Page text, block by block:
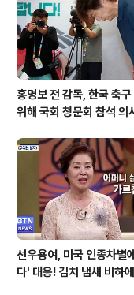
홍명보 전 감독, 한국 축
위해 국회 청문회 참석 의
선우용여, 미국 인종차별
다' 대응! 김치 냄새 비하